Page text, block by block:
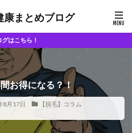
康まとめブログ
お得になる？！
8月17日
【脱毛】コラム